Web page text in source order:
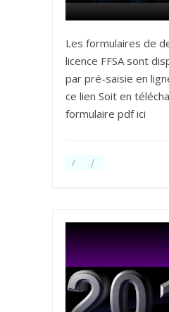
Les formulaires de
licence FFSA sont
par pré-saisie en
ce lien Soit en
formulaire pdf ici